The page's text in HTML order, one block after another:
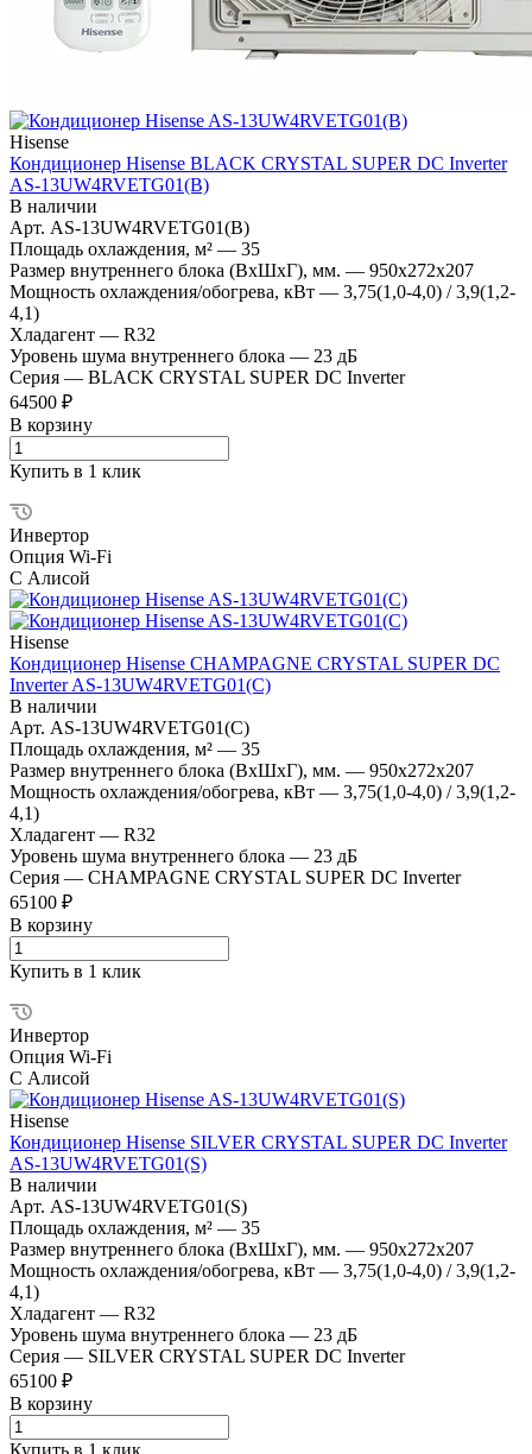
Hisense
Кондиционер Hisense BLACK CRYSTAL SUPER DC Inverter
AS-13UW4RVETG01(B)
В наличии
Арт. AS-13UW4RVETG01(B)
Площадь охлаждения, м² — 35
Размер внутреннего блока (ВхШхГ), мм. — 950x272x207
Мощность охлаждения/обогрева, кВт — 3,75(1,0-4,0) / 3,9(1,2-
4,1)
Хладагент — R32
Уровень шума внутреннего блока — 23 дБ
Серия — BLACK CRYSTAL SUPER DC Inverter
64500 ₽
В корзину
Купить в 1 клик
Инвертор
Опция Wi-Fi
С Алисой
Hisense
Кондиционер Hisense CHAMPAGNE CRYSTAL SUPER DC
Inverter AS-13UW4RVETG01(C)
В наличии
Арт. AS-13UW4RVETG01(C)
Площадь охлаждения, м² — 35
Размер внутреннего блока (ВхШхГ), мм. — 950x272x207
Мощность охлаждения/обогрева, кВт — 3,75(1,0-4,0) / 3,9(1,2-
4,1)
Хладагент — R32
Уровень шума внутреннего блока — 23 дБ
Серия — CHAMPAGNE CRYSTAL SUPER DC Inverter
65100 ₽
В корзину
Купить в 1 клик
Инвертор
Опция Wi-Fi
С Алисой
Hisense
Кондиционер Hisense SILVER CRYSTAL SUPER DC Inverter
AS-13UW4RVETG01(S)
В наличии
Арт. AS-13UW4RVETG01(S)
Площадь охлаждения, м² — 35
Размер внутреннего блока (ВхШхГ), мм. — 950x272x207
Мощность охлаждения/обогрева, кВт — 3,75(1,0-4,0) / 3,9(1,2-
4,1)
Хладагент — R32
Уровень шума внутреннего блока — 23 дБ
Серия — SILVER CRYSTAL SUPER DC Inverter
65100 ₽
В корзину
Купить в 1 клик